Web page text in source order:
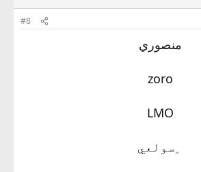
#8
منصوري
zoro
LMO
﮼سولعي